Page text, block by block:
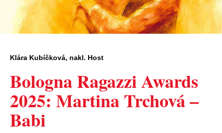
Klára Kubíčková, nakl. Host
Bologna Ragazzi Awards
2025: Martina Trchová –
Babi